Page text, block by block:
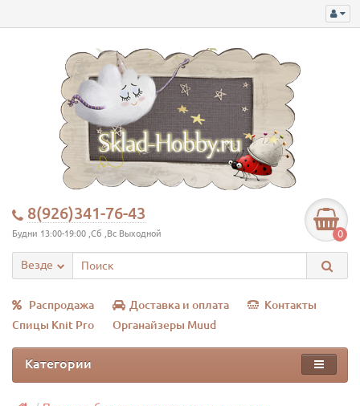
8(926)341-76-43
Будни 13:00-19:00 ,Сб ,Вс Выходной 0
Везде
Распродажа Доставка и оплата
Контакты
Спицы Knit Pro
Органайзеры Muud
Категории